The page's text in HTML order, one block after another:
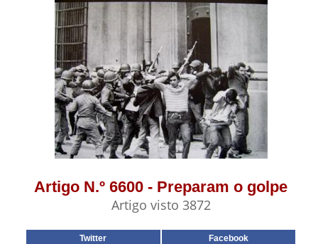
Artigo N.º 6600 - Preparam o golpe
Artigo visto 3872
Twitter
Facebook